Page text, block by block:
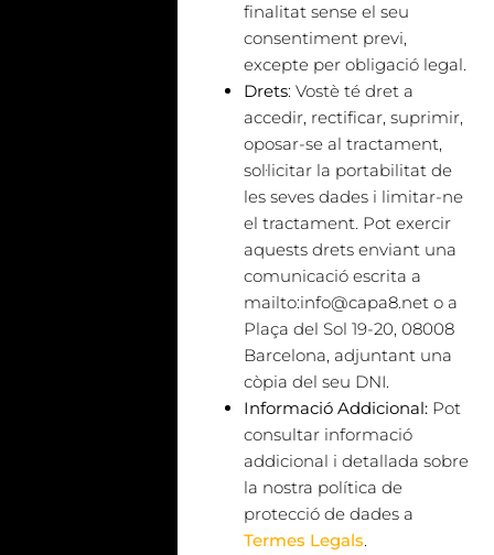
finalitat sense el seu
consentiment previ,
excepte per obligació legal.
Drets: Vostè té dret a
accedir, rectificar, suprimir,
oposar-se al tractament,
sol·licitar la portabilitat de
les seves dades i limitar-ne
el tractament. Pot exercir
aquests drets enviant una
comunicació escrita a
mailto:info@capa8.net o a
Plaça del Sol 19-20, 08008
Barcelona, adjuntant una
còpia del seu DNI.
Informació Addicional: Pot
consultar informació
addicional i detallada sobre
la nostra política de
protecció de dades a
Termes Legals.